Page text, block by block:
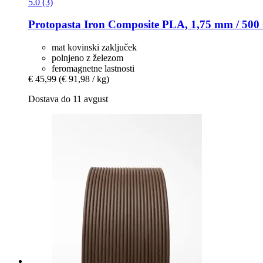
Protopasta Iron Composite PLA, 1,75 mm / 500
mat kovinski zaključek
polnjeno z železom
feromagnetne lastnosti
€ 45,99 (€ 91,98 / kg)
Dostava do 11 avgust